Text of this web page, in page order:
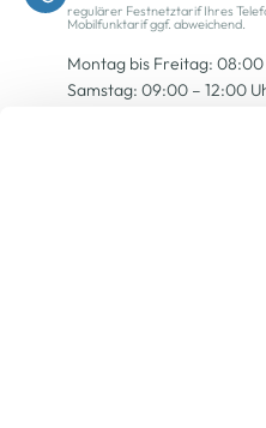
regulärer Festnetztarif Ihres
Mobilfunktarif ggf. abweichend.
Montag bis Freitag:
Samstag: 09:00 – 12:00